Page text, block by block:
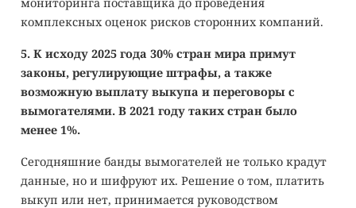
комплексных оценок рисков сторонних компаний.
5. К исходу 2025 года 30% стран мира примут
законы, регулирующие штрафы, а также
возможную выплату выкупа и переговоры с
вымогателями. В 2021 году таких стран было
менее 1%.
Сегодняшние банды вымогателей не только крадут
данные, но и шифруют их. Решение о том, платить
выкуп или нет, принимается руководством